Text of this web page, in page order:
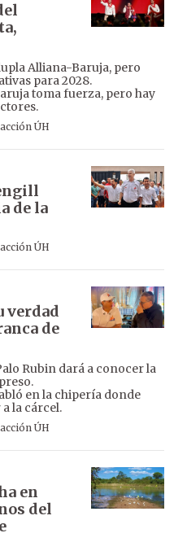
Alliana-Baruja, pero
para 2028.
toma fuerza, pero hay
ÚH
de la
ÚH
verdad
de
Rubin dará a conocer la
en la chipería donde
la cárcel.
ÚH
en
del